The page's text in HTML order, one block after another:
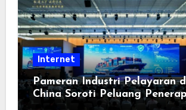
Internet
Pameran Industri Pelayaran
China Soroti Peluang